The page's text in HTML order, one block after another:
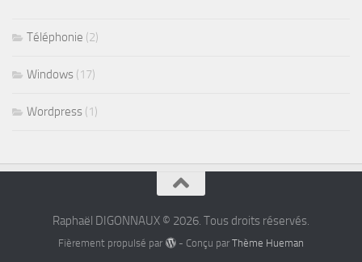
Téléphonie (2)
Windows (17)
Wordpress (1)
Raphaël DIGONNAUX © 2026. Tous droits réservés.
Fièrement propulsé par - Conçu par Thème Hueman